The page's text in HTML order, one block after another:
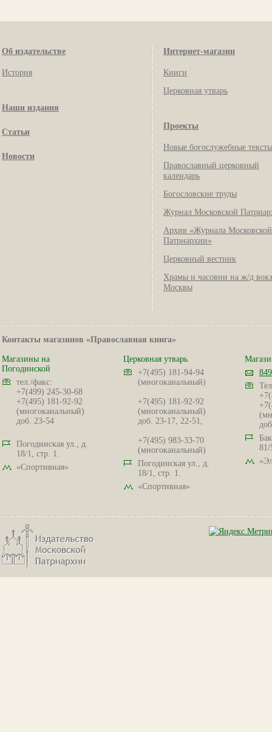
Об издательстве
История
Наши издания
Статьи
Новости
Интернет-магазин
Книги
Церковная утварь
Проекты
Новые богослужебные тексты
Православный церковный
календарь
Богословские труды
Журнал Московской
Архив «Журнала Московской
Патриархии»
Церковный вестник
Храмы и часовни на ж/д
Москвы
Контакты магазинов «Православная книга»
Магазины на
Погодинской
тел./факс:
+7(499) 245-30-68
+7(495) 181-92-92
(многоканальный)
доб. 23-54
Погодинская ул., д.
18/1, стр. 1.
«Спортивная»
Церковная утварь
+7(495) 181-94-94
(многоканальный)
+7(495) 181-92-92
(многоканальный)
доб. 23-17, 22-51,
+7(495) 983-33-70
(многоканальный)
Погодинская ул., д.
18/1, стр. 1.
«Спортивная»
81/